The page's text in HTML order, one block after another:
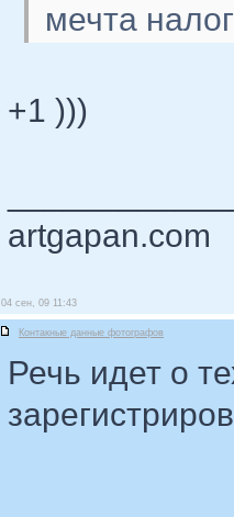
мечта
+1 )))
artgapan.com
04 сен, 09 11:43
Контакные данные фотографов
Речь идет о